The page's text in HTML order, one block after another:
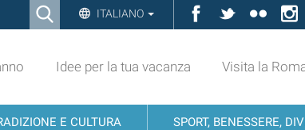
Ricerca ITALIANO Facebook
TwitterFlickr
Idee per la tua vacanza Visita la
E CULTURA SPORT, BENESSERE,